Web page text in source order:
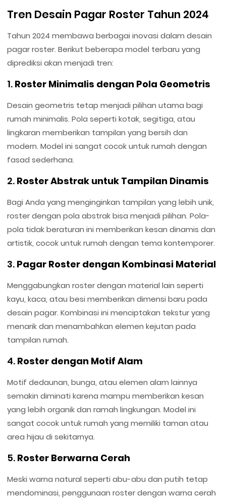
Tren Desain Pagar Roster Tahun 2024
Tahun 2024 membawa berbagai inovasi dalam desain
pagar roster. Berikut beberapa model terbaru yang
diprediksi akan menjadi tren:
1. Roster Minimalis dengan Pola Geometris
Desain geometris tetap menjadi pilihan utama bagi
rumah minimalis. Pola seperti kotak, segitiga, atau
lingkaran memberikan tampilan yang bersih dan
modern. Model ini sangat cocok untuk rumah dengan
fasad sederhana.
2. Roster Abstrak untuk Tampilan Dinamis
Bagi Anda yang menginginkan tampilan yang lebih unik,
roster dengan pola abstrak bisa menjadi pilihan. Pola-
pola tidak beraturan ini memberikan kesan dinamis dan
artistik, cocok untuk rumah dengan tema kontemporer.
3. Pagar Roster dengan Kombinasi Material
Menggabungkan roster dengan material lain seperti
kayu, kaca, atau besi memberikan dimensi baru pada
desain pagar. Kombinasi ini menciptakan tekstur yang
menarik dan menambahkan elemen kejutan pada
tampilan rumah.
4. Roster dengan Motif Alam
Motif dedaunan, bunga, atau elemen alam lainnya
semakin diminati karena mampu memberikan kesan
yang lebih organik dan ramah lingkungan. Model ini
sangat cocok untuk rumah yang memiliki taman atau
area hijau di sekitarnya.
5. Roster Berwarna Cerah
Meski warna natural seperti abu-abu dan putih tetap
mendominasi, penggunaan roster dengan warna cerah